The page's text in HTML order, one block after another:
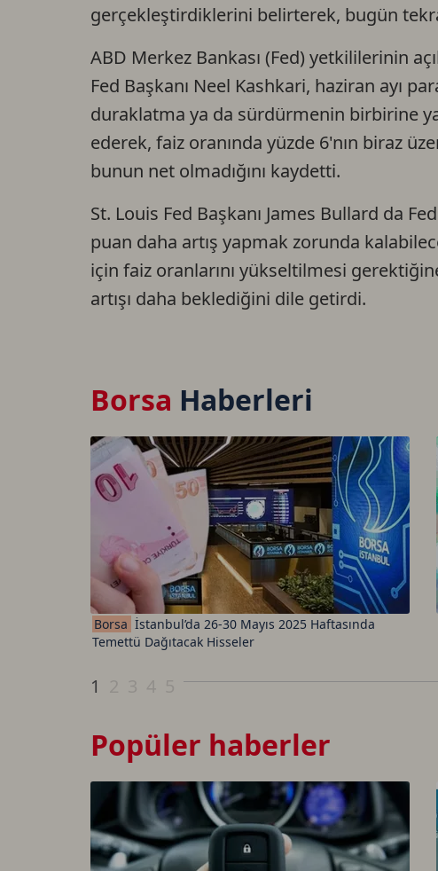
gerçekleştirdiklerini belirterek, bugün
ABD Merkez Bankası (Fed) yetkililerinin
Fed Başkanı Neel Kashkari, haziran ayı
duraklatma ya da sürdürmenin birbirine
ederek, faiz oranında yüzde 6'nın biraz
bunun net olmadığını kaydetti.
St. Louis Fed Başkanı James Bullard da
puan daha artış yapmak zorunda
için faiz oranlarını yükseltilmesi
artışı daha beklediğini dile getirdi.
Borsa Haberleri
Borsa İstanbul’da 26-30 Mayıs 2025 Haftasında
Temettü Dağıtacak Hisseler
1
Popüler haberler